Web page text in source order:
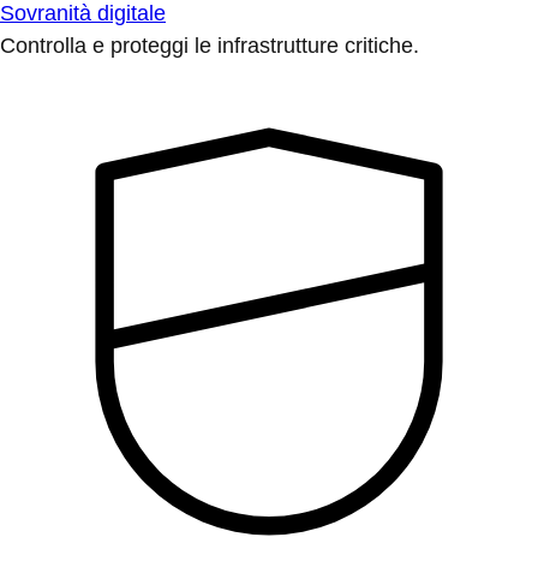
Sovranità digitale
Controlla e proteggi le infrastrutture critiche.